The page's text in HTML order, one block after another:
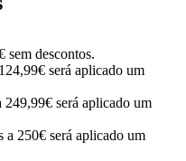
sem descontos.
será aplicado um
249,99€ será aplicado um
a 250€ será aplicado um